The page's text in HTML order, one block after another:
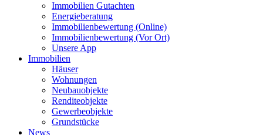
Immobilien Gutachten
Energieberatung
Immobilienbewertung (Online)
Immobilienbewertung (Vor Ort)
Unsere App
Immobilien
Häuser
Wohnungen
Neubauobjekte
Renditeobjekte
Gewerbeobjekte
Grundstücke
News